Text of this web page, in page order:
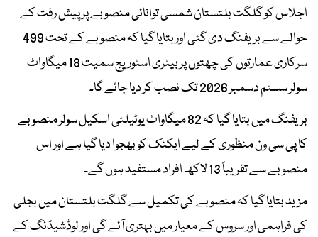
اجلاس کو گلگت بلتستان شمسی توانائی منصوبے پر پیش رفت کے
حوالے سے بریفنگ دی گئی اور بتایا گیا کہ منصوبے کے تحت 499
سرکاری عمارتوں کی چھتوں پر بیٹری اسٹوریج سمیت 18 میگاواٹ
سولر سسٹم دسمبر 2026 تک نصب کر دیا جائے گا۔
بریفنگ میں بتایا گیا کہ 82 میگاواٹ یوٹیلٹی اسکیل سولر منصوبے
کا پی سی ون منظوری کے لیے ایکنک کو بھجوا دیا گیا ہے اور اس
منصوبے سے تقریباً 13 لاکھ افراد مستفید ہوں گے۔
مزید بتایا گیا کہ منصوبے کی تکمیل سے گلگت بلتستان میں بجلی
کی فراہمی اور سروس کے معیار میں بہتری آئے گی اور لوڈشیڈنگ کے